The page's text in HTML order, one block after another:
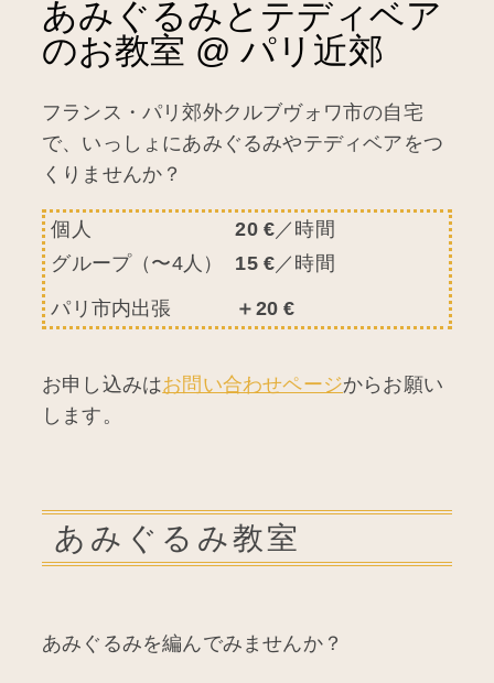
あみぐるみとテディベア
のお教室 @ パリ近郊
フランス・パリ郊外クルブヴォワ市の自宅
で、いっしょにあみぐるみやテディベアをつ
くりませんか？
個人 20 €／時間
グループ（〜4人）
15€／時間
パリ市内出張 ＋20 €
お申し込みはお問い合わせページからお願い
します。
あみぐるみ教室
あみぐるみを編んでみませんか？